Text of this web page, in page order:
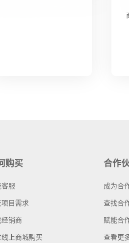
购买
服
目需求
销商
上商城购买
合作
成为合
查找合
赋能合
查看更